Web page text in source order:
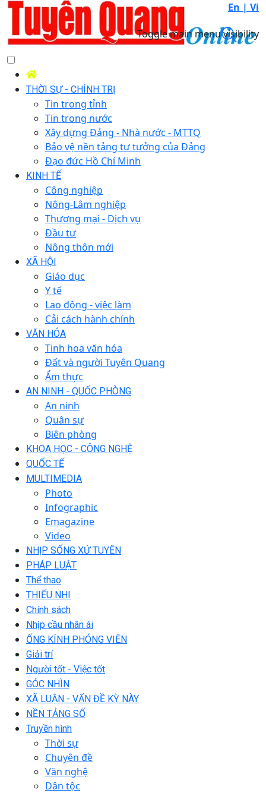
En | Vi
Toggle main menu visibility
THỜI SỰ - CHÍNH TRỊ
Tin trong tỉnh
Tin trong nước
Xây dựng Đảng - Nhà nước - MTTQ
Bảo vệ nền tảng tư tưởng của Đảng
Đạo đức Hồ Chí Minh
KINH TẾ
Công nghiệp
Nông-Lâm nghiệp
Thương mại - Dịch vụ
Đầu tư
Nông thôn mới
XÃ HỘI
Giáo dục
Y tế
Lao động - việc làm
Cải cách hành chính
VĂN HÓA
Tinh hoa văn hóa
Đất và người Tuyên Quang
Ẩm thực
AN NINH - QUỐC PHÒNG
An ninh
Quân sự
Biên phòng
KHOA HỌC - CÔNG NGHỆ
QUỐC TẾ
MULTIMEDIA
Photo
Infographic
Emagazine
Video
NHỊP SỐNG XỨ TUYÊN
PHÁP LUẬT
Thể thao
THIẾU NHI
Chính sách
Nhịp cầu nhân ái
ỐNG KÍNH PHÓNG VIÊN
Giải trí
Người tốt - Việc tốt
GÓC NHÌN
XÃ LUẬN - VẤN ĐỀ KỲ NÀY
NỀN TẢNG SỐ
Truyền hình
Thời sự
Chuyên đề
Văn nghệ
Dân tộc